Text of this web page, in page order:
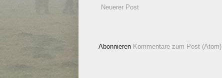
Neuerer Post
Abonnieren Kommentare zum Post (Atom)